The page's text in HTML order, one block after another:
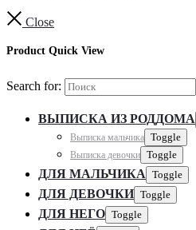
Close
Product Quick View
Search for:
ВЫПИСКА ИЗ РОДДОМА
Выписка мальчика Toggle
Выписка девочки Toggle
ДЛЯ МАЛЬЧИКА Toggle
ДЛЯ ДЕВОЧКИ Toggle
ДЛЯ НЕГО Toggle